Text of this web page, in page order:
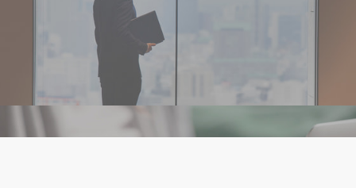
働き方はどう変わる？
WORK